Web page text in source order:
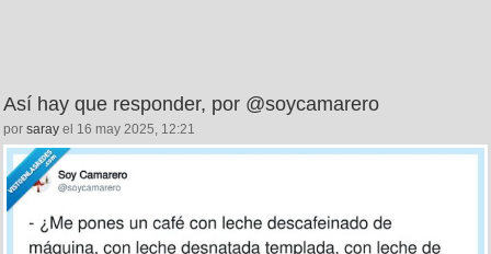
Así hay que responder, por @soycamarero
por saray el 16 may 2025, 12:21